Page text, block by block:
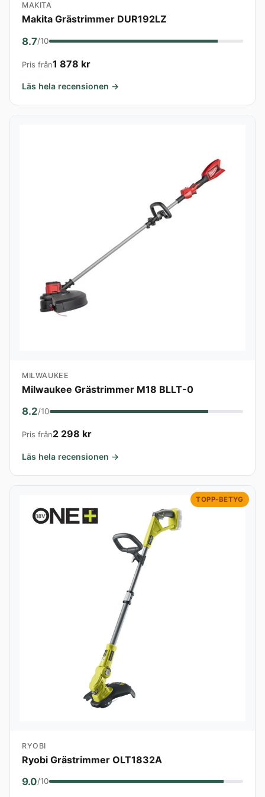
MAKITA
Makita Grästrimmer DUR192LZ
8.7/10
Pris från1 878 kr
Läs hela recensionen →
MILWAUKEE
Milwaukee Grästrimmer M18 BLLT-0
8.2/10
Pris från2 298 kr
Läs hela recensionen →
TOPP-BETYG
RYOBI
Ryobi Grästrimmer OLT1832A
9.0/10